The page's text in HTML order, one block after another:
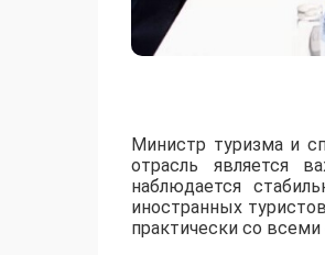
Министр туризма и
отрасль является
наблюдается
иностранных
практически со